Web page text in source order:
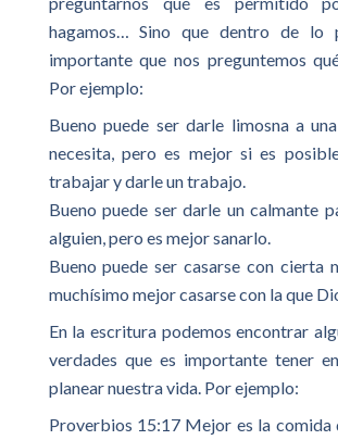
hagamos… Sino que dentro de lo
importante que nos preguntemos
Por ejemplo:
Bueno puede ser darle limosna a
necesita, pero es mejor si es
trabajar y darle un trabajo.
Bueno puede ser darle un calmante
alguien, pero es mejor sanarlo.
Bueno puede ser casarse con cierta
muchísimo mejor casarse con la que
En la escritura podemos encontrar
verdades que es importante tener
planear nuestra vida. Por ejemplo:
Proverbios 15:17 Mejor es la comida